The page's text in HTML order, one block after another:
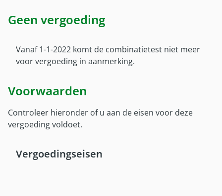
Bureau SZVK
Geen vergoeding
Vanaf 1-1-2022 komt de combinatietest niet meer
voor vergoeding in aanmerking.
Voorwaarden
Controleer hieronder of u aan de eisen voor deze
vergoeding voldoet.
Vergoedingseisen